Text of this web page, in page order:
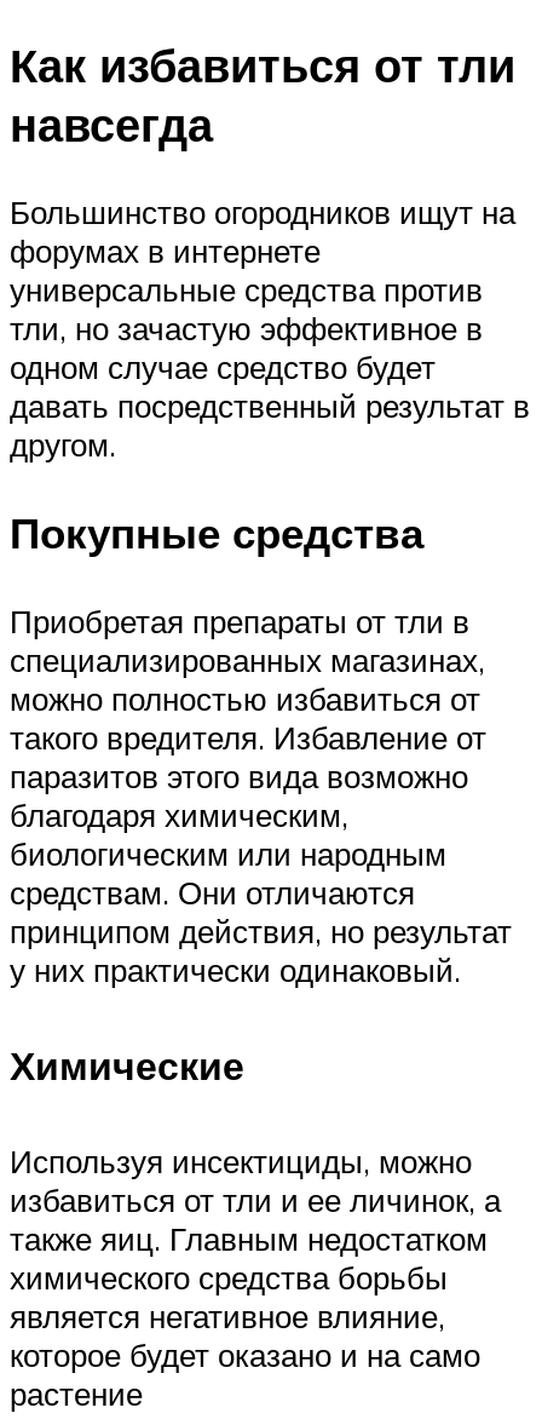
Как избавиться от тли
навсегда
Большинство огородников ищут на
форумах в интернете
универсальные средства против
тли, но зачастую эффективное в
одном случае средство будет
давать посредственный результат в
другом.
Покупные средства
Приобретая препараты от тли в
специализированных магазинах,
можно полностью избавиться от
такого вредителя. Избавление от
паразитов этого вида возможно
благодаря химическим,
биологическим или народным
средствам. Они отличаются
принципом действия, но результат
у них практически одинаковый.
Химические
Используя инсектициды, можно
избавиться от тли и ее личинок, а
также яиц. Главным недостатком
химического средства борьбы
является негативное влияние,
которое будет оказано и на само
растение